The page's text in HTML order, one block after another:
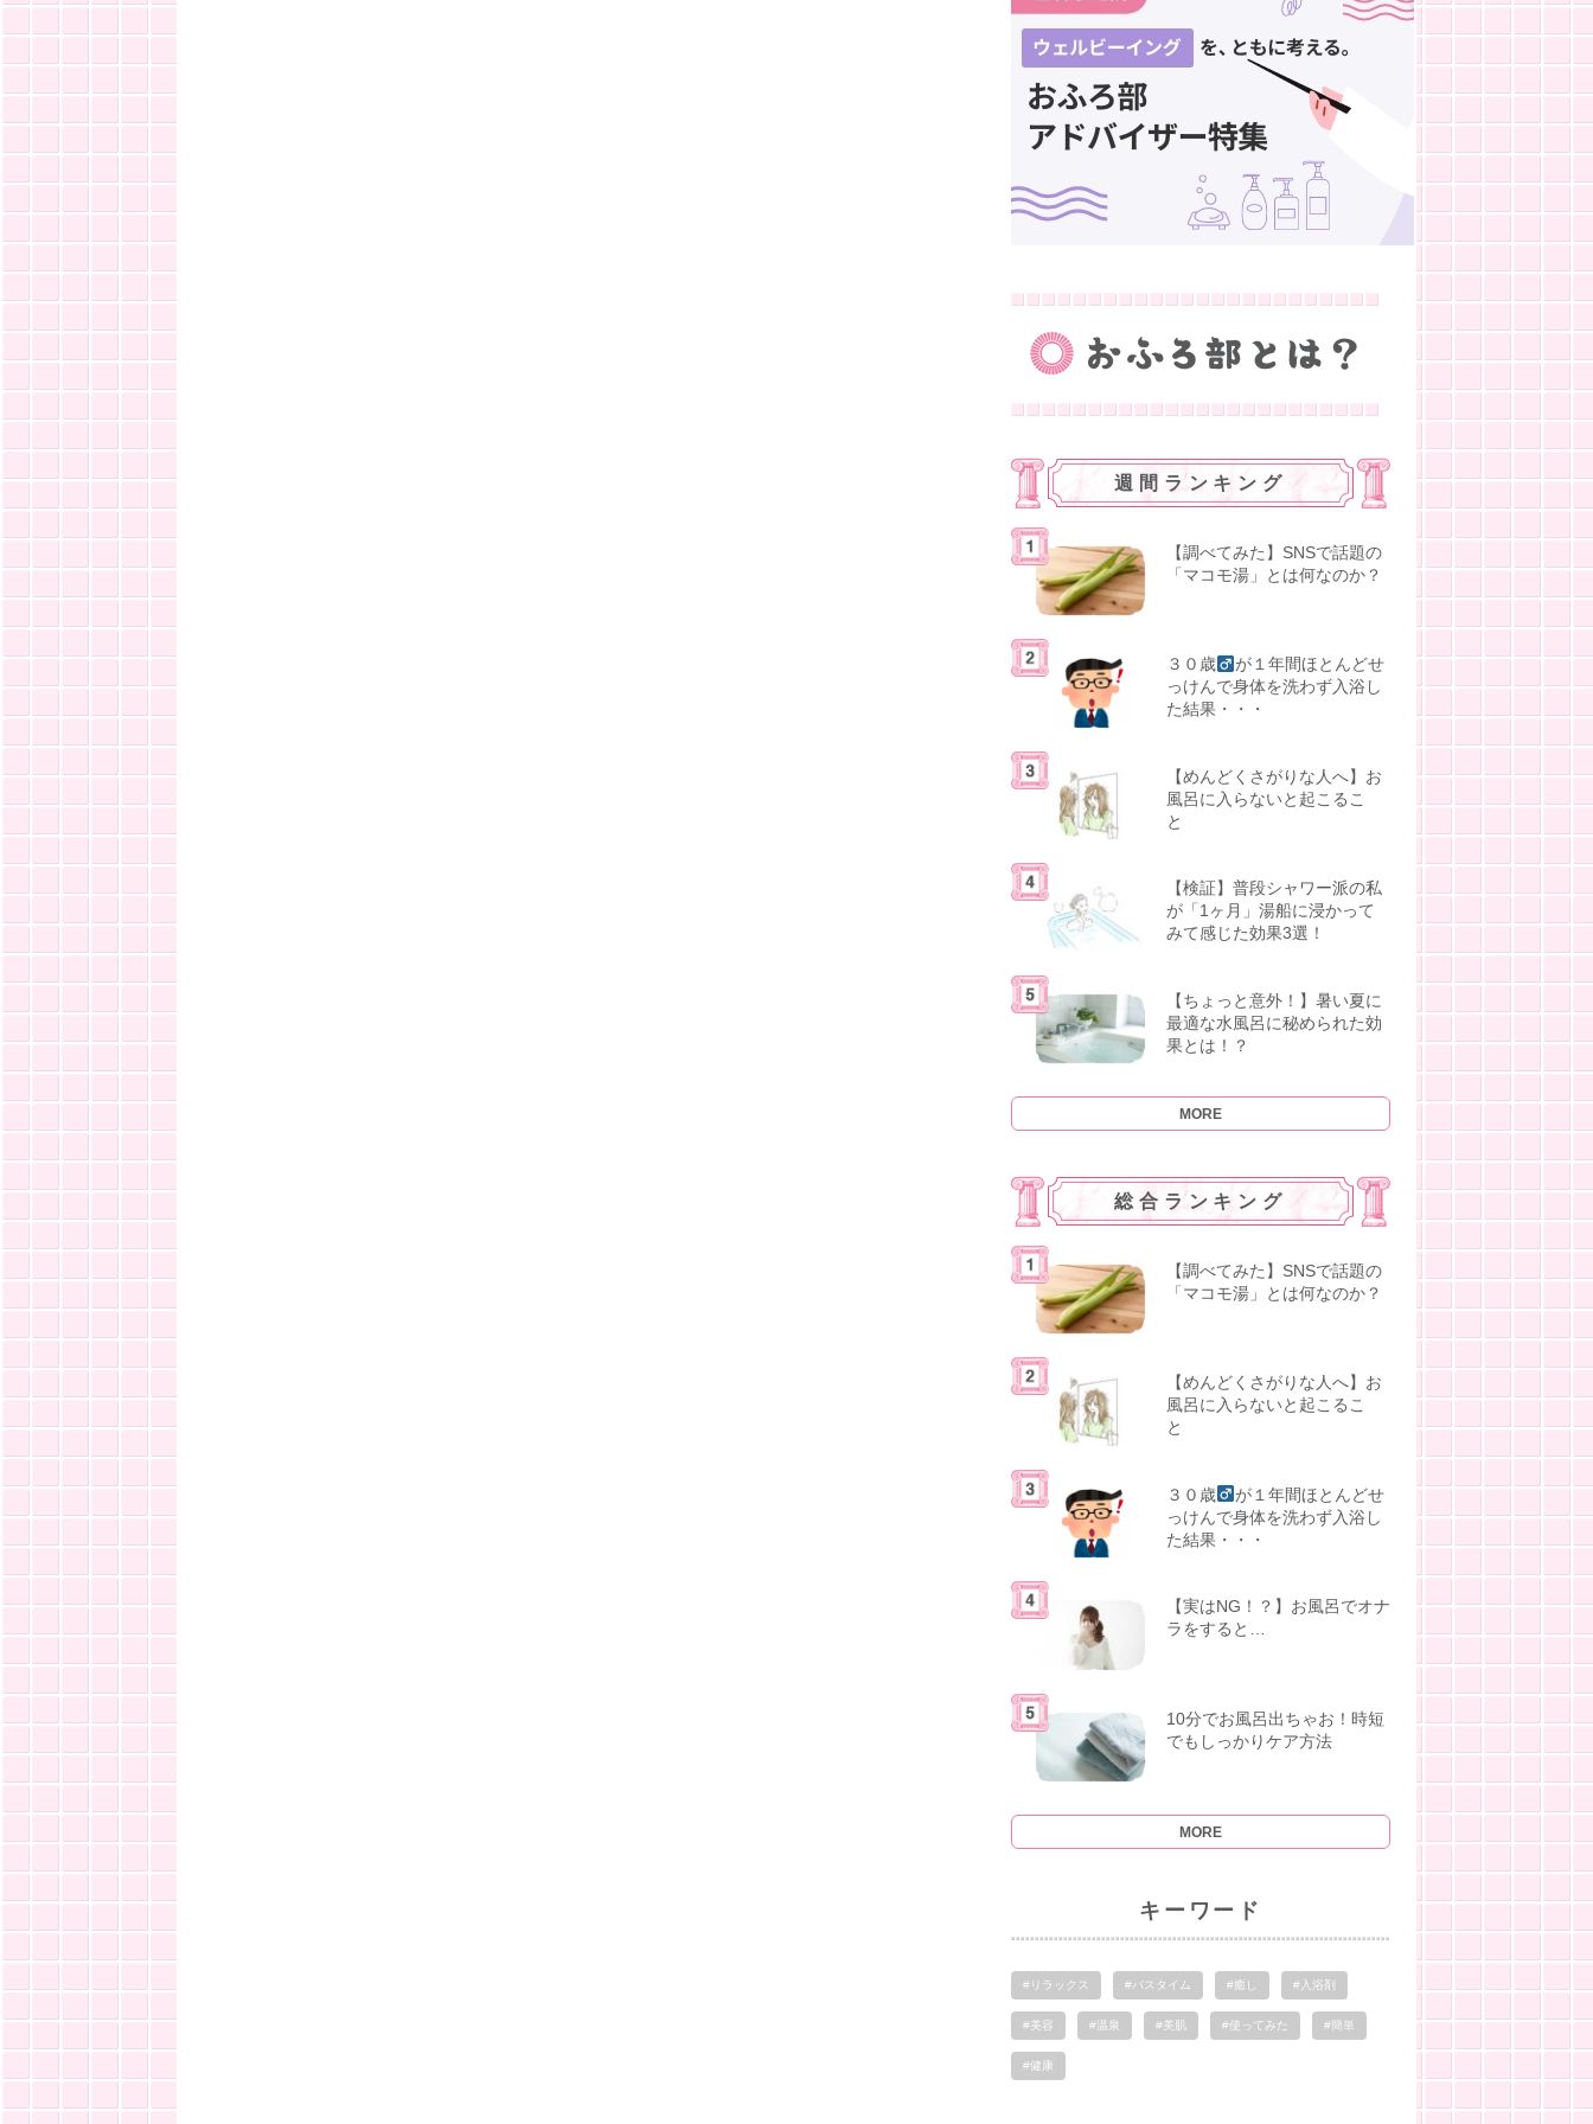
週間ランキング
【調べてみた】SNSで話題の
「マコモ湯」とは何なのか？
３０歳
が１年間ほとんどせ
っけんで身体を洗わず入浴し
た結果・・・
【めんどくさがりな人へ】お
風呂に入らないと起こるこ
と
【検証】普段シャワー派の私
が「1ヶ月」湯船に浸かって
みて感じた効果3選！
【ちょっと意外！】暑い夏に
最適な水風呂に秘められた効
果とは！？
MORE
総合ランキング
【調べてみた】SNSで話題の
「マコモ湯」とは何なのか？
【めんどくさがりな人へ】お
風呂に入らないと起こるこ
と
３０歳
が１年間ほとんどせ
っけんで身体を洗わず入浴し
た結果・・・
【実はNG！？】お風呂でオナ
ラをすると…
10分でお風呂出ちゃお！時短
でもしっかりケア方法
MORE
キーワード
#リラックス #バスタイム #癒し #入浴剤
#美容 #温泉 #美肌 #使ってみた #簡単
#健康